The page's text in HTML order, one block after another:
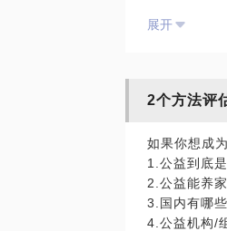
公益机构刚
角色；
我可以根据
公益就业需
异；
展开
2个方法评
如果你想成
1.公益到底
2.公益能养
3.国内有哪
4.公益机构/